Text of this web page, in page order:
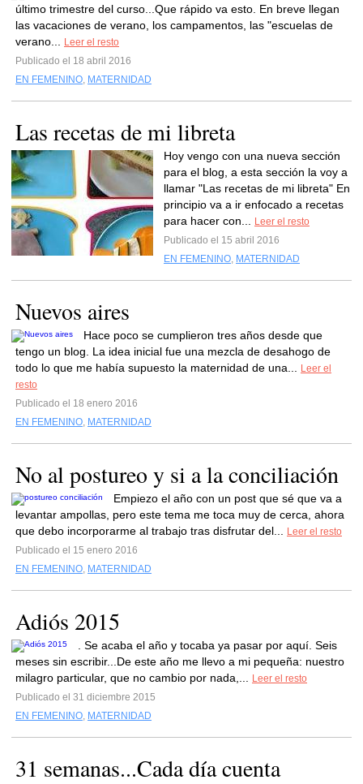
último trimestre del curso...Que rápido va esto. En breve llegan
las vacaciones de verano, los campamentos, las "escuelas de
verano...
Leer el resto
Publicado el 18 abril 2016
EN FEMENINO, MATERNIDAD
Las recetas de mi libreta
Hoy vengo con una nueva sección
para el blog, a esta sección la voy a
llamar "Las recetas de mi libreta" En
principio va a ir enfocado a recetas
para hacer con...
Leer el resto
Publicado el 15 abril 2016
EN FEMENINO, MATERNIDAD
Nuevos aires
Hace poco se cumplieron tres años desde que
tengo un blog. La idea inicial fue una mezcla de desahogo de
todo lo que me había supuesto la maternidad de una...
Leer el
resto
Publicado el 18 enero 2016
EN FEMENINO, MATERNIDAD
No al postureo y si a la conciliación
Empiezo el año con un post que sé que va a
levantar ampollas, pero este tema me toca muy de cerca, ahora
que debo incorporarme al trabajo tras disfrutar del...
Leer el resto
Publicado el 15 enero 2016
EN FEMENINO, MATERNIDAD
Adiós 2015
. Se acaba el año y tocaba ya pasar por aquí. Seis
meses sin escribir...De este año me llevo a mi pequeña: nuestro
milagro particular, que no cambio por nada,...
Leer el resto
Publicado el 31 diciembre 2015
EN FEMENINO, MATERNIDAD
31 semanas...Cada día cuenta